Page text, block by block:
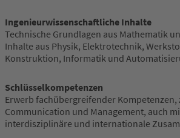
Ingenieurwissenschaftliche Inhalte
Technische Grundlagen aus Mathematik
Inhalte aus Physik, Elektrotechnik,
Konstruktion, Informatik und
Schlüsselkompetenzen
Erwerb fachübergreifender Kompetenzen,
Communication und Management, auch
interdisziplinäre und internationale